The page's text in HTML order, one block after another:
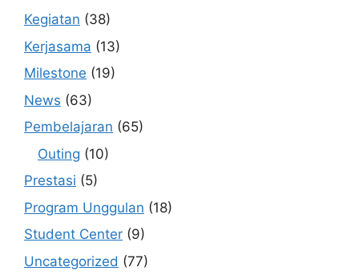
Kegiatan (38)
Kerjasama (13)
Milestone (19)
News (63)
Pembelajaran (65)
Outing (10)
Prestasi (5)
Program Unggulan (18)
Student Center (9)
Uncategorized (77)